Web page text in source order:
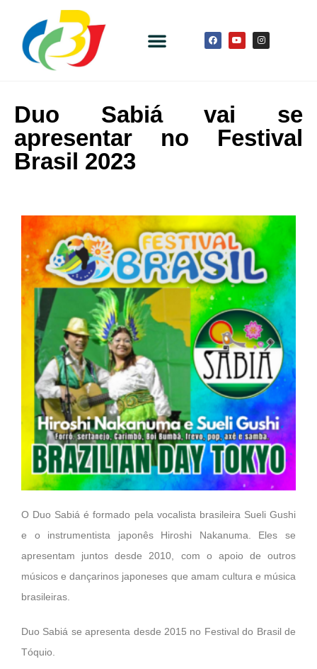
Duo Sabiá vai se
apresentar no Festival
Brasil 2023
O Duo Sabiá é formado pela vocalista brasileira Sueli Gushi
e o instrumentista japonês Hiroshi Nakanuma. Eles se
apresentam juntos desde 2010, com o apoio de outros
músicos e dançarinos japoneses que amam cultura e música
brasileiras.
Duo Sabiá se apresenta desde 2015 no Festival do Brasil de
Tóquio.